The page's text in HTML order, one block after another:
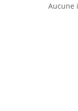
Aucune